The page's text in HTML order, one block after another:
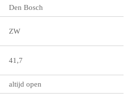
Den Bosch
ZW
41,7
altijd open